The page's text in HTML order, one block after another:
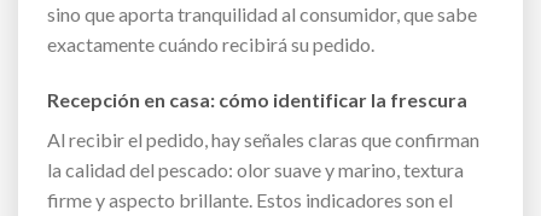
sino que aporta tranquilidad al consumidor, que sabe
exactamente cuándo recibirá su pedido.
Recepción en casa: cómo identificar la frescura
Al recibir el pedido, hay señales claras que confirman
la calidad del pescado: olor suave y marino, textura
firme y aspecto brillante. Estos indicadores son el